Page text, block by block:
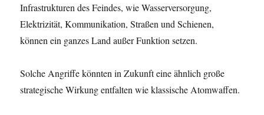
Infrastrukturen des Feindes, wie Wasserversorgung,
Elektrizität, Kommunikation, Straßen und Schienen,
können ein ganzes Land außer Funktion setzen.
Solche Angriffe könnten in Zukunft eine ähnlich große
strategische Wirkung entfalten wie klassische Atomwaffen.